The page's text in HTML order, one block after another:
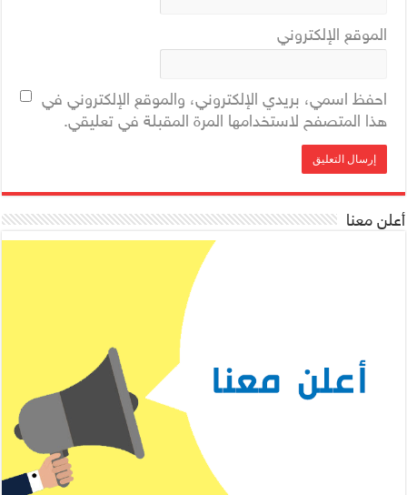
الموقع الإلكتروني
احفظ اسمي، بريدي الإلكتروني، والموقع الإلكتروني في
هذا المتصفح لاستخدامها المرة المقبلة في تعليقي.
أعلن معنا